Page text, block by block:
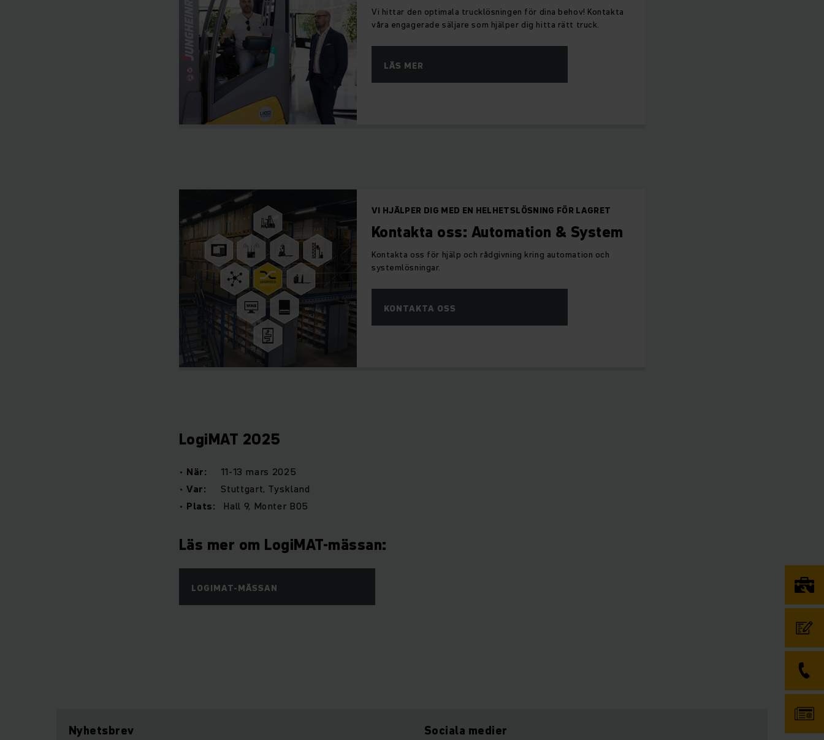
Vi hittar den optimala trucklösningen för dina behov! Kontakta
våra engagerade säljare som hjälper dig hitta rätt truck.
LÄS MER
VI HJÄLPER DIG MED EN HELHETSLÖSNING FÖR LAGRET
Kontakta oss: Automation & System
Kontakta oss för hjälp och rådgivning kring automation och
systemlösningar.
KONTAKTA OSS
LogiMAT 2025
• När: 11-13 mars 2025
•Var: Stuttgart, Tyskland
• Plats: Hall 9, Monter B05
Läs mer om LogiMAT-mässan:
LOGIMAT-MÄSSAN
Nyhetsbrev Sociala medier